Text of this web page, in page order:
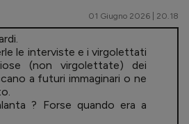
01 Giugno 2026 | 20.18
le interviste e i virgolettati
(non virgolettate) dei
a futuri immaginari o ne
? Forse quando era a